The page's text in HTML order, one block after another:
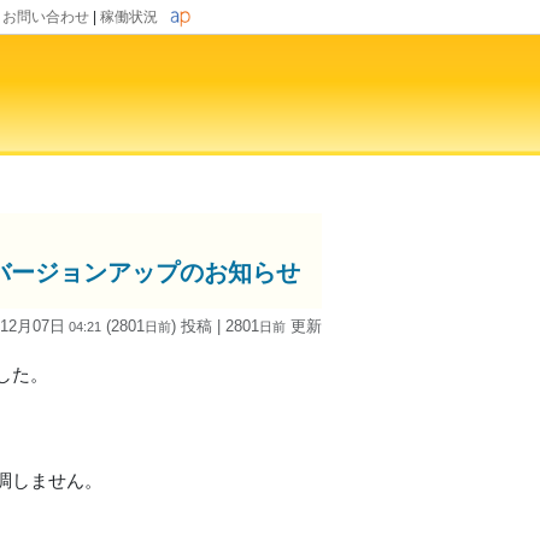
お問い合わせ 稼働状況
ジョンアップのお知らせ
月07日 04:21 (2801日前) 投稿 | 2801日前 更新
。
ません。